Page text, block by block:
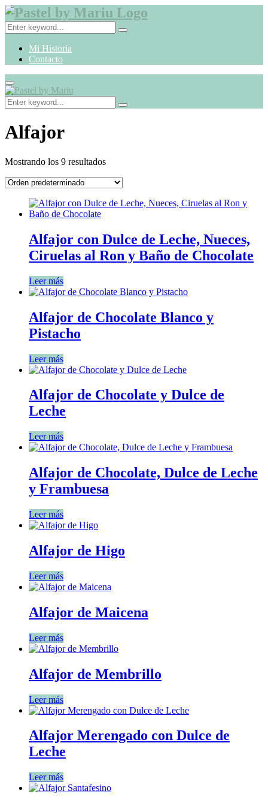
Search
for:
Search
Mi Historia
Contacto
Primary
Menu
Search
for:
Search
Alfajor
Mostrando los 9 resultados
Alfajor con Dulce de Leche, Nueces,
Ciruelas al Ron y Baño de Chocolate
Leer más
Alfajor de Chocolate Blanco y
Pistacho
Leer más
Alfajor de Chocolate y Dulce de
Leche
Leer más
Alfajor de Chocolate, Dulce de Leche
y Frambuesa
Leer más
Alfajor de Higo
Leer más
Alfajor de Maicena
Leer más
Alfajor de Membrillo
Leer más
Alfajor Merengado con Dulce de
Leche
Leer más